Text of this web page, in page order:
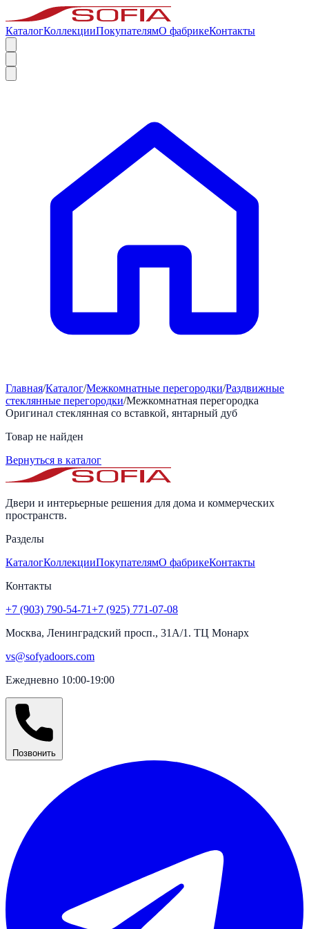
КаталогКоллекцииПокупателямО фабрикеКонтакты
Главная/Каталог/Межкомнатные перегородки/Раздвижные
стеклянные перегородки/Межкомнатная перегородка
Оригинал стеклянная со вставкой, янтарный дуб
Товар не найден
Вернуться в каталог
Двери и интерьерные решения для дома и коммерческих
пространств.
Разделы
КаталогКоллекцииПокупателямО фабрикеКонтакты
Контакты
+7 (903) 790-54-71+7 (925) 771-07-08
Москва, Ленинградский просп., 31А/1. ТЦ Монарх
vs@sofyadoors.com
Ежедневно 10:00-19:00
Позвонить